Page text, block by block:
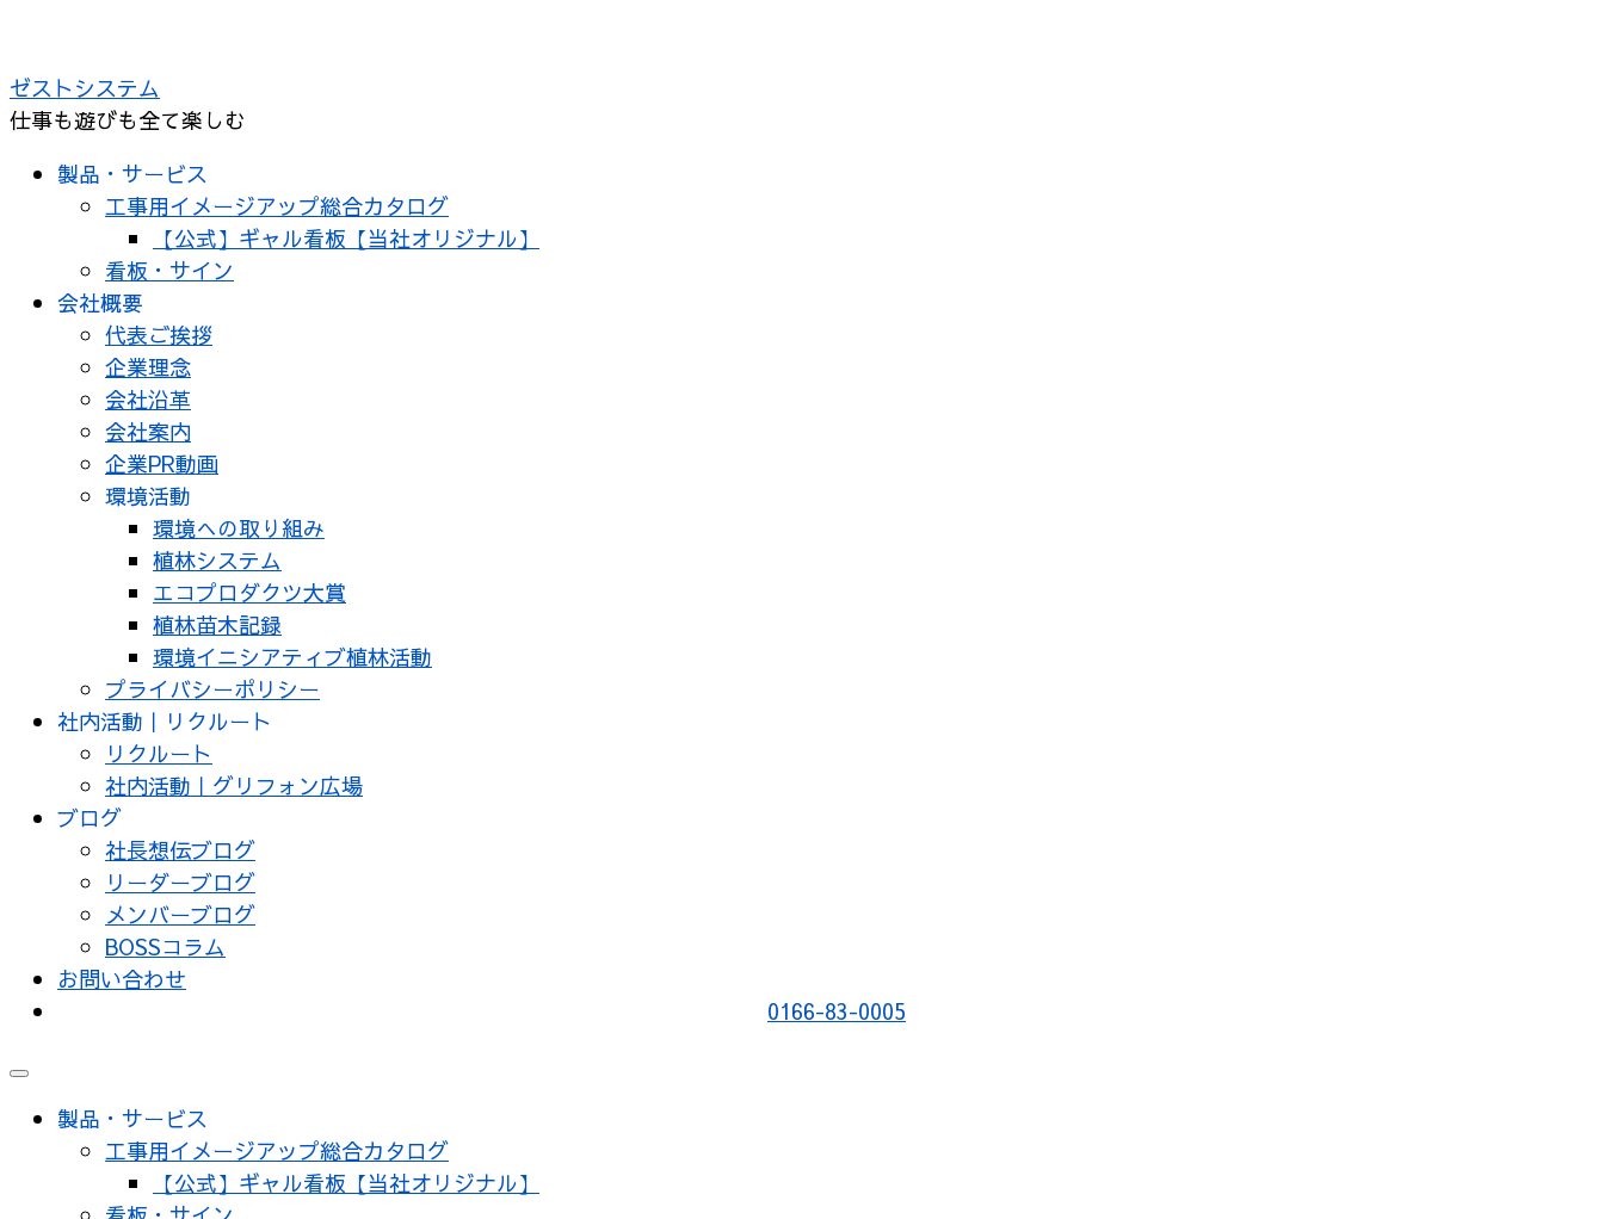
テ
ン
ゼストシステム
仕事も遊びも全て楽しむ
製品・サービス
工事用イメージアップ総合カタログ
【公式】ギャル看板【当社オリジナル】
看板・サイン
会社概要
代表ご挨拶
企業理念
会社沿革
会社案内
企業PR動画
環境活動
環境への取り組み
植林システム
エコプロダクツ大賞
植林苗木記録
環境イニシアティブ植林活動
プライバシーポリシー
社内活動｜リクルート
リクルート
社内活動｜グリフォン広場
ブログ
社長想伝ブログ
リーダーブログ
メンバーブログ
BOSSコラム
お問い合わせ
0166-83-0005
メ
製品・サービス
工事用イメージアップ総合カタログ
【公式】ギャル看板【当社オリジナル】